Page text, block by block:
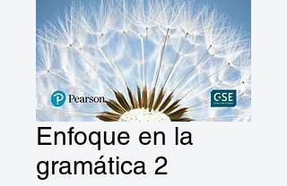
Enfoque en la
gramática 2